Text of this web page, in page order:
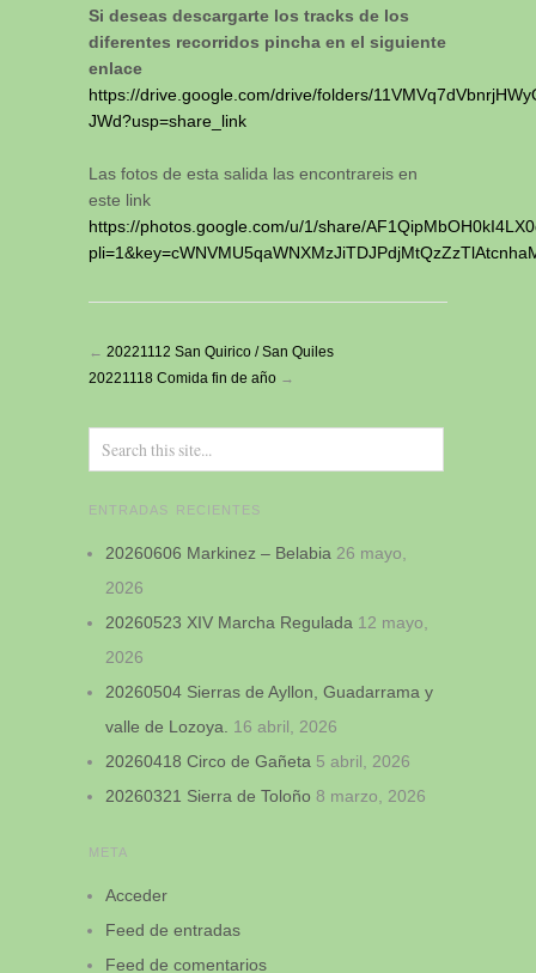
Si deseas descargarte los tracks de los
diferentes recorridos pincha en el siguiente
enlace
https://drive.google.com/drive/folders/
JWd?usp=share_link
Las fotos de esta salida las encontrareis en
este link
https://photos.google.com/u/1/share/
← 20221112 San Quirico / San Quiles
20221118 Comida fin de año →
ENTRADAS RECIENTES
20260606 Markinez – Belabia 26 mayo,
2026
20260523 XIV Marcha Regulada 12 mayo,
2026
20260504 Sierras de Ayllon, Guadarrama y
valle de Lozoya.
16 abril, 2026
20260418 Circo de Gañeta 5 abril, 2026
20260321 Sierra de Toloño 8 marzo, 2026
META
Acceder
Feed de entradas
Feed de comentarios